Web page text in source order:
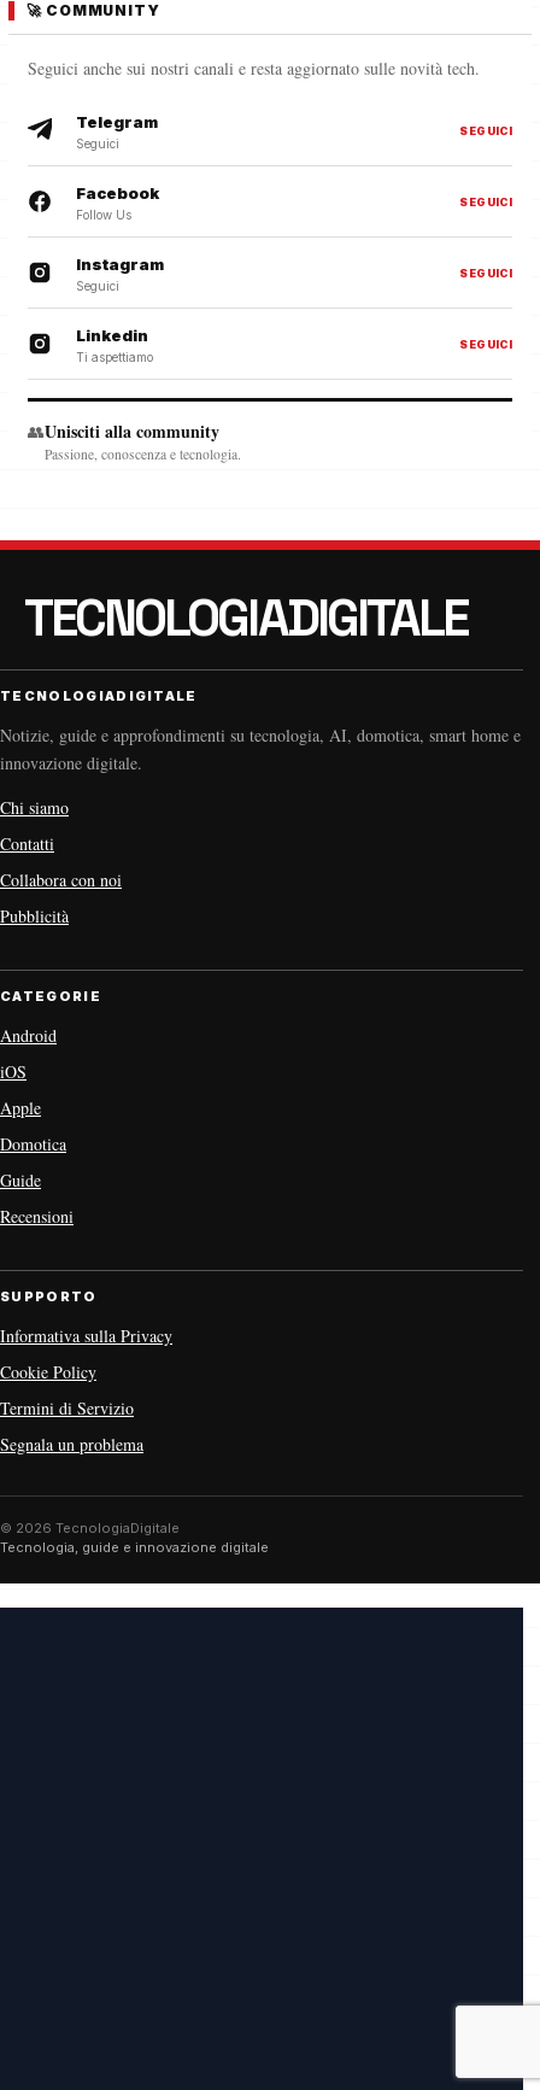
🚀 COMMUNITY
Seguici anche sui nostri canali e resta aggiornato sulle novità tech.
Telegram
Seguici
SEGUICI
Facebook
Follow Us
SEGUICI
Instagram
Seguici
SEGUICI
Linkedin
Ti aspettiamo
SEGUICI
👥Unisciti alla community
Passione, conoscenza e tecnologia.
TECNOLOGIADIGITALE
Notizie, guide e approfondimenti su tecnologia, AI, domotica, smart home e
innovazione digitale.
Chi siamo
Contatti
Collabora con noi
Pubblicità
CATEGORIE
Android
iOS
Apple
Domotica
Guide
Recensioni
SUPPORTO
Informativa sulla Privacy
Cookie Policy
Termini di Servizio
Segnala un problema
© 2026 TecnologiaDigitale
Tecnologia, guide e innovazione digitale